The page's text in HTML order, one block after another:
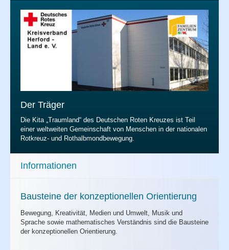
Der Träger
Die Kita „Traumland“ des Deutschen Roten Kreuzes ist Teil
einer weltweiten Gemeinschaft von Menschen in der nationalen
Rotkreuz- und Rothalbmondbewegung.
Informationen
Bausteine der konzeptionellen Orientierung
Bewegung, Kreativität, Medien und Umwelt, Musik und
Sprache sowie mathematisches Verständnis sind die Bausteine
der konzeptionellen Orientierung.